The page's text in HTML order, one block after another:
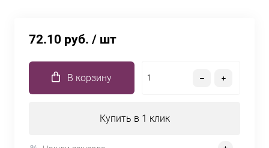
72.10 руб. / шт
В корзину
Купить в 1 клик